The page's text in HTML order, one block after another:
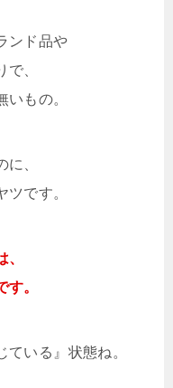
ンド品や
、
いもの。
、
です。
す。
いる』状態ね。